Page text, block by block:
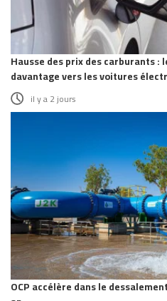
Hausse des prix des carburants
davantage vers les voitures
il y a 2 jours
OCP accélère dans le